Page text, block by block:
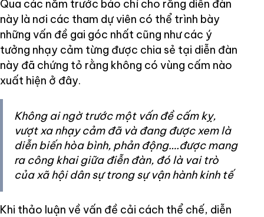
Qua các năm trước báo chí cho rằng diễn đàn
này là nơi các tham dự viên có thể trình bày
những vấn đề gai góc nhất cũng như các ý
tưởng nhạy cảm từng được chia sẻ tại diễn đàn
này đã chứng tỏ rằng không có vùng cấm nào
xuất hiện ở đây.
Không ai ngờ trước một vấn đề cấm kỵ,
vượt xa nhạy cảm đã và đang được xem là
diễn biến hòa bình, phản động….được mang
ra công khai giữa điễn đàn, đó là vai trò
của xã hội dân sự trong sự vận hành kinh tế
Khi thảo luận về vấn đề cải cách thể chế, diễn